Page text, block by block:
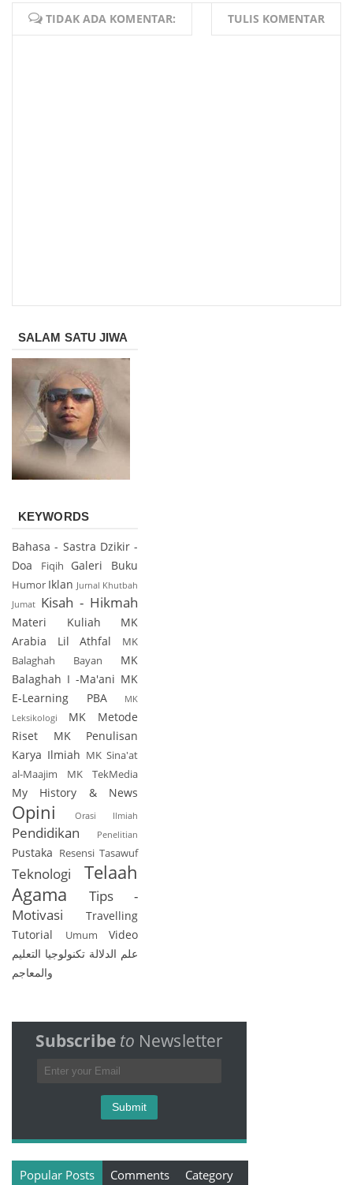
TIDAK ADA KOMENTAR: TULIS KOMENTAR
SALAM SATU JIWA
KEYWORDS
Bahasa - Sastra Dzikir -
Doa
Fiqih Galeri Buku
Humor Iklan Jurnal Khutbah
Jumat Kisah - Hikmah
Materi Kuliah
MK
Arabia Lil Athfal
MK
Balaghah Bayan
MK
Balaghah I -Ma'ani MK
E-Learning PBA
MK
Leksikologi
MK Metode
Riset
MK Penulisan
Karya Ilmiah MK Sina'at
al-Maajim
MK TekMedia
My History & News
Opini Orasi Ilmiah
Pendidikan Penelitian
Pustaka Resensi Tasawuf
Teknologi
Telaah
Agama
Tips -
Motivasi
Travelling
Tutorial
Umum
Video
تكنولوجيا التعليم علم الدلالة
والمعاجم
Subscribe to Newsletter
Popular Posts Comments Category